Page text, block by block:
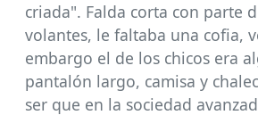
criada". Falda corta con parte
volantes, le faltaba una cofia,
embargo el de los chicos era
pantalón largo, camisa y
ser que en la sociedad